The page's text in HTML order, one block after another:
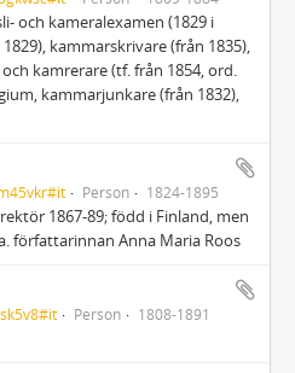
och kameralexamen (1829 i
kammarskrivare (från 1835),
kamrerare (tf. från 1854, ord.
kammarjunkare (från 1832),
Person 1824-1895
1867-89; född i Finland, men
författarinnan Anna Maria Roos
Person 1808-1891